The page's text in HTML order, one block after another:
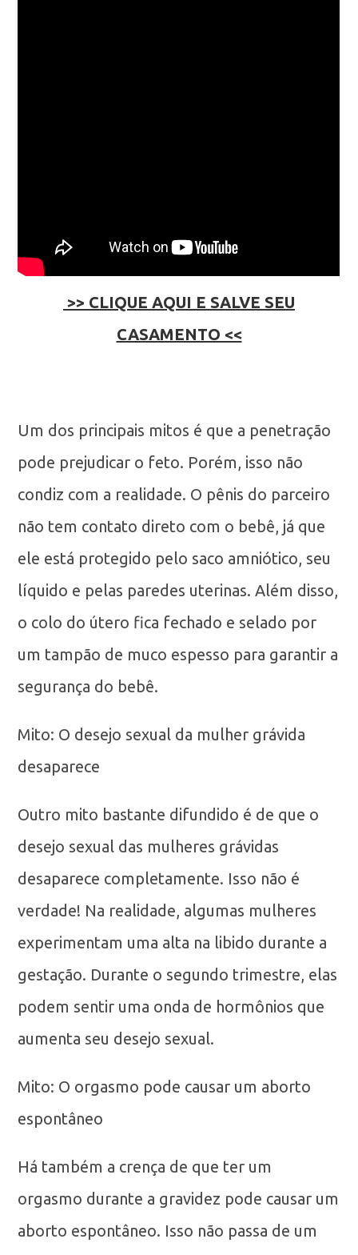
>> CLIQUE AQUI E SALVE SEU
CASAMENTO <<
Um dos principais mitos é que a penetração
pode prejudicar o feto. Porém, isso não
condiz com a realidade. O pênis do parceiro
não tem contato direto com o bebê, já que
ele está protegido pelo saco amniótico, seu
líquido e pelas paredes uterinas. Além disso,
o colo do útero fica fechado e selado por
um tampão de muco espesso para garantir a
segurança do bebê.
Mito: O desejo sexual da mulher grávida
desaparece
Outro mito bastante difundido é de que o
desejo sexual das mulheres grávidas
desaparece completamente. Isso não é
verdade! Na realidade, algumas mulheres
experimentam uma alta na libido durante a
gestação. Durante o segundo trimestre, elas
podem sentir uma onda de hormônios que
aumenta seu desejo sexual.
Mito: O orgasmo pode causar um aborto
espontâneo
Há também a crença de que ter um
orgasmo durante a gravidez pode causar um
aborto espontâneo. Isso não passa de um